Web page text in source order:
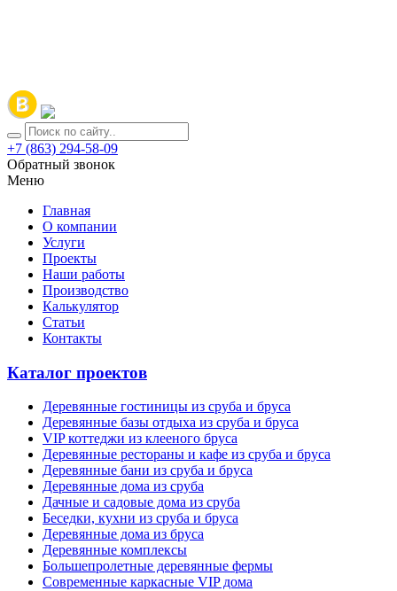
+7 (863) 294-58-09
Обратный звонок
Меню
Главная
О компании
Услуги
Проекты
Наши работы
Производство
Калькулятор
Статьи
Контакты
Каталог проектов
Деревянные гостиницы из сруба и бруса
Деревянные базы отдыха из сруба и бруса
VIP коттеджи из клееного бруса
Деревянные рестораны и кафе из сруба и бруса
Деревянные бани из сруба и бруса
Деревянные дома из сруба
Дачные и садовые дома из сруба
Беседки, кухни из сруба и бруса
Деревянные дома из бруса
Деревянные комплексы
Большепролетные деревянные фермы
Современные каркасные VIP дома